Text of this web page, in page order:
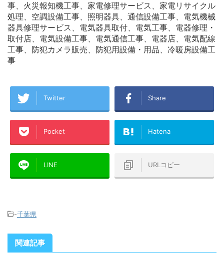
事、火災報知機工事、家電修理サービス、家電リサイクル
処理、空調設備工事、照明器具、通信設備工事、電気機械
器具修理サービス、電気器具取付、電気工事、電器修理・
取付店、電気設備工事、電気通信工事、電器店、電気配線
工事、防犯カメラ販売、防犯用設備・用品、冷暖房設備工
事
Twitter Share
Pocket Hatena
LINE URLコピー
-千葉県
関連記事